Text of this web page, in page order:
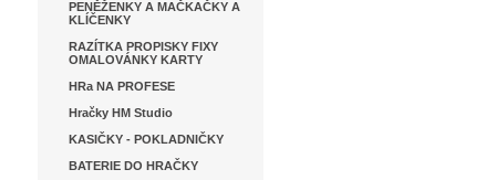
PENĚŽENKY A MAČKAČKY A
KLÍČENKY
RAZÍTKA PROPISKY FIXY
OMALOVÁNKY KARTY
HRa NA PROFESE
Hračky HM Studio
KASIČKY - POKLADNIČKY
BATERIE DO HRAČKY